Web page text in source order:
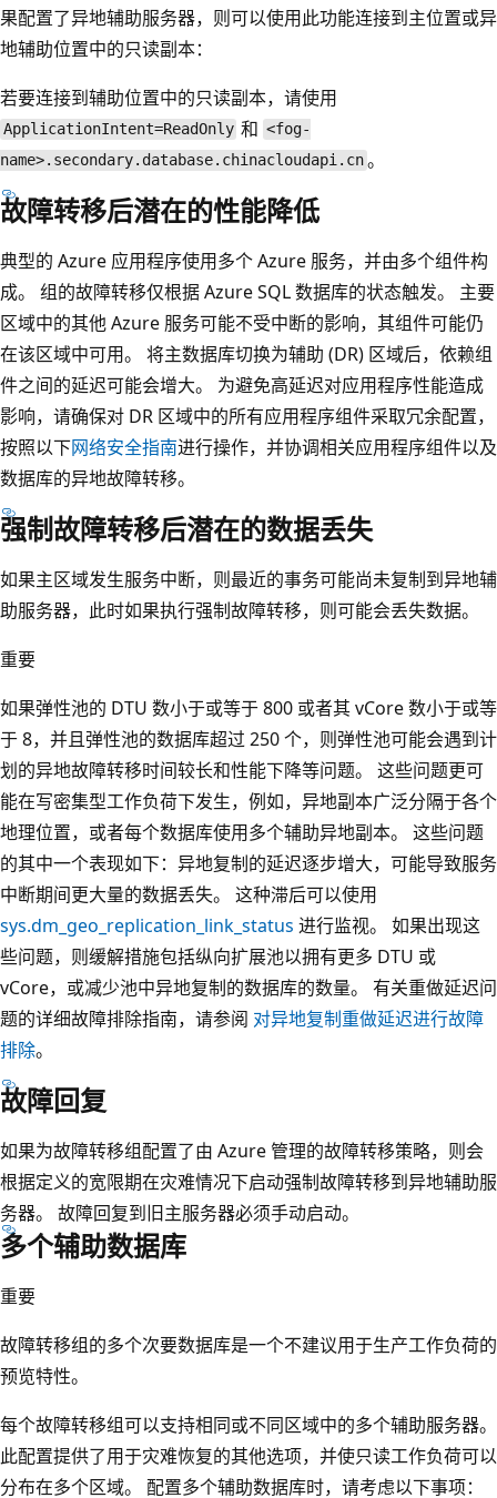
果配置了异地辅助服务器，则可以使用此功能连接到主位置或异
地辅助位置中的只读副本：
若要连接到辅助位置中的只读副本，请使用
ApplicationIntent=ReadOnly 和 <fog-
name>.secondary.database.chinacloudapi.cn。
故障转移后潜在的性能降低
典型的 Azure 应用程序使用多个 Azure 服务，并由多个组件构
成。 组的故障转移仅根据 Azure SQL 数据库的状态触发。 主要
区域中的其他 Azure 服务可能不受中断的影响，其组件可能仍
在该区域中可用。 将主数据库切换为辅助 (DR) 区域后，依赖组
件之间的延迟可能会增大。 为避免高延迟对应用程序性能造成
影响，请确保对 DR 区域中的所有应用程序组件采取冗余配置，
按照以下网络安全指南进行操作，并协调相关应用程序组件以及
数据库的异地故障转移。
强制故障转移后潜在的数据丢失
如果主区域发生服务中断，则最近的事务可能尚未复制到异地辅
助服务器，此时如果执行强制故障转移，则可能会丢失数据。
重要
如果弹性池的 DTU 数小于或等于 800 或者其 vCore 数小于或等
于 8，并且弹性池的数据库超过 250 个，则弹性池可能会遇到计
划的异地故障转移时间较长和性能下降等问题。 这些问题更可
能在写密集型工作负荷下发生，例如，异地副本广泛分隔于各个
地理位置，或者每个数据库使用多个辅助异地副本。 这些问题
的其中一个表现如下：异地复制的延迟逐步增大，可能导致服务
中断期间更大量的数据丢失。 这种滞后可以使用
sys.dm_geo_replication_link_status 进行监视。 如果出现这
些问题，则缓解措施包括纵向扩展池以拥有更多 DTU 或
vCore，或减少池中异地复制的数据库的数量。 有关重做延迟问
题的详细故障排除指南，请参阅 对异地复制重做延迟进行故障
排除。
故障回复
如果为故障转移组配置了由 Azure 管理的故障转移策略，则会
根据定义的宽限期在灾难情况下启动强制故障转移到异地辅助服
务器。 故障回复到旧主服务器必须手动启动。
多个辅助数据库
重要
故障转移组的多个次要数据库是一个不建议用于生产工作负荷的
预览特性。
每个故障转移组可以支持相同或不同区域中的多个辅助服务器。
此配置提供了用于灾难恢复的其他选项，并使只读工作负荷可以
分布在多个区域。 配置多个辅助数据库时，请考虑以下事项：